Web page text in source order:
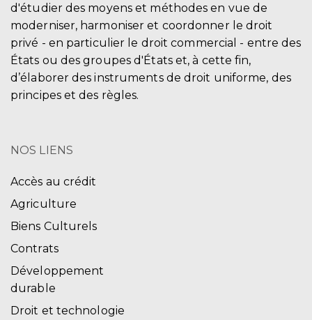
d'étudier des moyens et méthodes en vue de
moderniser, harmoniser et coordonner le droit
privé - en particulier le droit commercial - entre des
États ou des groupes d'États et, à cette fin,
d’élaborer des instruments de droit uniforme, des
principes et des règles.
NOS LIENS
Accès au crédit
Agriculture
Biens Culturels
Contrats
Développement
durable
Droit et technologie